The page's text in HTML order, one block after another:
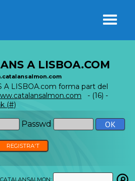
A LISBOA.COM
A LISBOA.com forma part del
- (16) -
(#)
Passwd
REGISTRA'T